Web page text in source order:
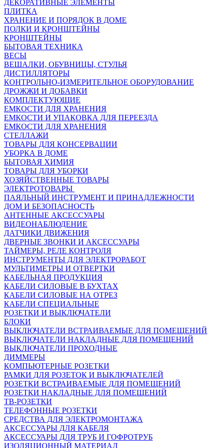
ДЕКОРАТИВНЫЕ ЭЛЕМЕНТЫ
ПЛИТКА
ХРАНЕНИЕ И ПОРЯДОК В ДОМЕ
ПОЛКИ И КРОНШТЕЙНЫ
КРОНШТЕЙНЫ
БЫТОВАЯ ТЕХНИКА
ВЕСЫ
ВЕШАЛКИ, ОБУВНИЦЫ, СТУЛЬЯ
ДИСТИЛЛЯТОРЫ
КОНТРОЛЬНО-ИЗМЕРИТЕЛЬНОЕ ОБОРУДОВАНИЕ
ДРОЖЖИ И ДОБАВКИ
КОМПЛЕКТУЮЩИЕ
ЕМКОСТИ ДЛЯ ХРАНЕНИЯ
ЕМКОСТИ И УПАКОВКА ДЛЯ ПЕРЕЕЗДА
ЕМКОСТИ ДЛЯ ХРАНЕНИЯ
СТЕЛЛАЖИ
ТОВАРЫ ДЛЯ КОНСЕРВАЦИИ
УБОРКА В ДОМЕ
БЫТОВАЯ ХИМИЯ
ТОВАРЫ ДЛЯ УБОРКИ
ХОЗЯЙСТВЕННЫЕ ТОВАРЫ
ЭЛЕКТРОТОВАРЫ
ПАЯЛЬНЫЙ ИНСТРУМЕНТ И ПРИНАДЛЕЖНОСТИ
ДОМ И БЕЗОПАСНОСТЬ
АНТЕННЫЕ АКСЕССУАРЫ
ВИДЕОНАБЛЮДЕНИЕ
ДАТЧИКИ ДВИЖЕНИЯ
ДВЕРНЫЕ ЗВОНКИ И АКСЕССУАРЫ
ТАЙМЕРЫ, РЕЛЕ КОНТРОЛЯ
ИНСТРУМЕНТЫ ДЛЯ ЭЛЕКТРОРАБОТ
МУЛЬТИМЕТРЫ И ОТВЕРТКИ
КАБЕЛЬНАЯ ПРОДУКЦИЯ
КАБЕЛИ СИЛОВЫЕ В БУХТАХ
КАБЕЛИ СИЛОВЫЕ НА ОТРЕЗ
КАБЕЛИ СПЕЦИАЛЬНЫЕ
РОЗЕТКИ И ВЫКЛЮЧАТЕЛИ
БЛОКИ
ВЫКЛЮЧАТЕЛИ ВСТРАИВАЕМЫЕ ДЛЯ ПОМЕЩЕНИЙ
ВЫКЛЮЧАТЕЛИ НАКЛАДНЫЕ ДЛЯ ПОМЕЩЕНИЙ
ВЫКЛЮЧАТЕЛИ ПРОХОДНЫЕ
ДИММЕРЫ
КОМПЬЮТЕРНЫЕ РОЗЕТКИ
РАМКИ ДЛЯ РОЗЕТОК И ВЫКЛЮЧАТЕЛЕЙ
РОЗЕТКИ ВСТРАИВАЕМЫЕ ДЛЯ ПОМЕЩЕНИЙ
РОЗЕТКИ НАКЛАДНЫЕ ДЛЯ ПОМЕЩЕНИЙ
ТВ-РОЗЕТКИ
ТЕЛЕФОННЫЕ РОЗЕТКИ
СРЕДСТВА ДЛЯ ЭЛЕКТРОМОНТАЖА
АКСЕССУАРЫ ДЛЯ КАБЕЛЯ
АКСЕССУАРЫ ДЛЯ ТРУБ И ГОФРОТРУБ
ИЗОЛЯЦИОННЫЙ МАТЕРИАЛ